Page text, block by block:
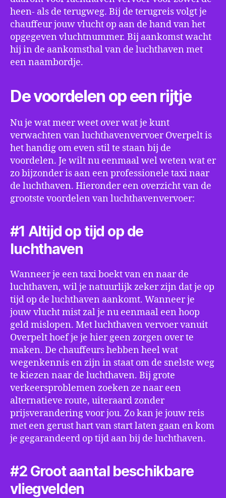
heen- als de terugweg. Bij de terugreis volgt je
chauffeur jouw vlucht op aan de hand van het
opgegeven vluchtnummer. Bij aankomst wacht
hij in de aankomsthal van de luchthaven met
een naambordje.
De voordelen op een rijtje
Nu je wat meer weet over wat je kunt
verwachten van luchthavenvervoer Overpelt is
het handig om even stil te staan bij de
voordelen. Je wilt nu eenmaal wel weten wat er
zo bijzonder is aan een professionele taxi naar
de luchthaven. Hieronder een overzicht van de
grootste voordelen van luchthavenvervoer:
#1 Altijd op tijd op de
luchthaven
Wanneer je een taxi boekt van en naar de
luchthaven, wil je natuurlijk zeker zijn dat je op
tijd op de luchthaven aankomt. Wanneer je
jouw vlucht mist zal je nu eenmaal een hoop
geld mislopen. Met luchthaven vervoer vanuit
Overpelt hoef je je hier geen zorgen over te
maken. De chauffeurs hebben heel wat
wegenkennis en zijn in staat om de snelste weg
te kiezen naar de luchthaven. Bij grote
verkeersproblemen zoeken ze naar een
alternatieve route, uiteraard zonder
prijsverandering voor jou. Zo kan je jouw reis
met een gerust hart van start laten gaan en kom
je gegarandeerd op tijd aan bij de luchthaven.
#2 Groot aantal beschikbare
vliegvelden